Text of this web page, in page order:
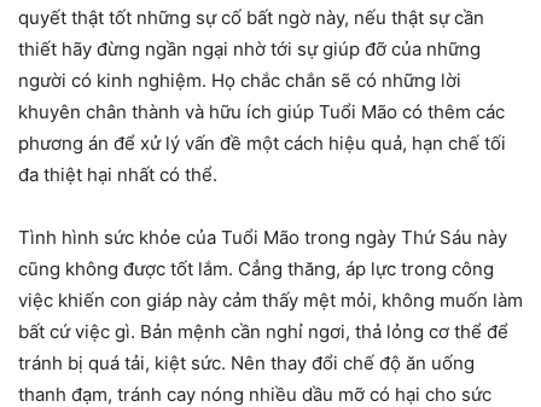
quyết thật tốt những sự cố bất ngờ này, nếu thật sự cần
thiết hãy đừng ngần ngại nhờ tới sự giúp đỡ của những
người có kinh nghiệm. Họ chắc chắn sẽ có những lời
khuyên chân thành và hữu ích giúp Tuổi Mão có thêm các
phương án để xử lý vấn đề một cách hiệu quả, hạn chế tối
đa thiệt hại nhất có thể.
Tình hình sức khỏe của Tuổi Mão trong ngày Thứ Sáu này
cũng không được tốt lắm. Cẳng thăng, áp lực trong công
việc khiến con giáp này cảm thấy mệt mỏi, không muốn làm
bất cứ việc gì. Bản mệnh cần nghỉ ngơi, thả lỏng cơ thể để
tránh bị quá tải, kiệt sức. Nên thay đổi chế độ ăn uống
thanh đạm, tránh cay nóng nhiều dầu mỡ có hại cho sức